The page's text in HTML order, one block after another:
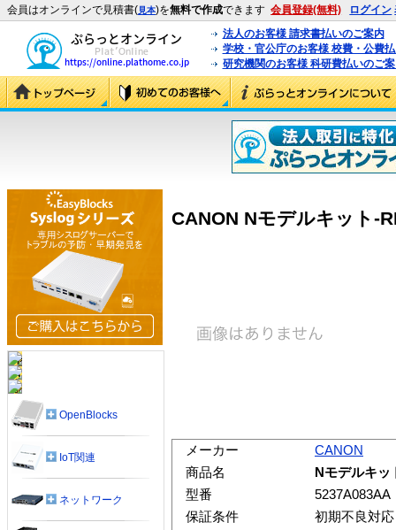
会員はオンラインで見積書(見本)を無料で作成できます 会員登録(無料) ログイン
法人のお客様 請求書払いのご案内
学校・官公庁のお客様 校費・公費
研究機関のお客様 科研費払いのご
CANON Nモデルキット-
メーカー
CANON
商品名
Nモデルキッ
型番
5237A083AA
保証条件
初期不良対
OpenBlocks
IoT関連
ネットワーク